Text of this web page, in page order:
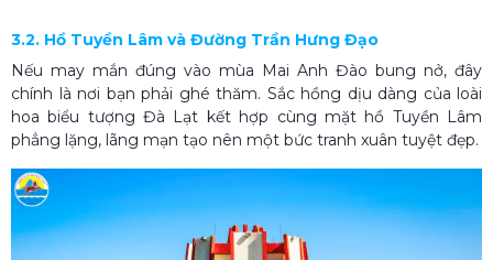
3.2. Hồ Tuyền Lâm và Đường Trần Hưng Đạo
Nếu may mắn đúng vào mùa Mai Anh Đào bung nở, đây
chính là nơi bạn phải ghé thăm. Sắc hồng dịu dàng của loài
hoa biểu tượng Đà Lạt kết hợp cùng mặt hồ Tuyền Lâm
phẳng lặng, lãng mạn tạo nên một bức tranh xuân tuyệt đẹp.